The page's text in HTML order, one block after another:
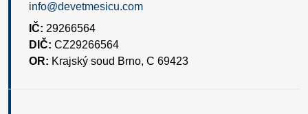
info@devetmesicu.com
IČ: 29266564
DIČ: CZ29266564
OR: Krajský soud Brno, C 69423